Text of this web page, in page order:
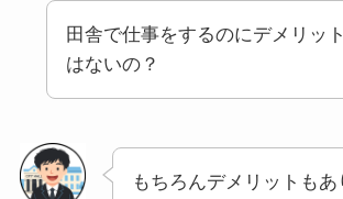
田舎で仕事をするのにデメリット
はないの？
もちろんデメリットもあ